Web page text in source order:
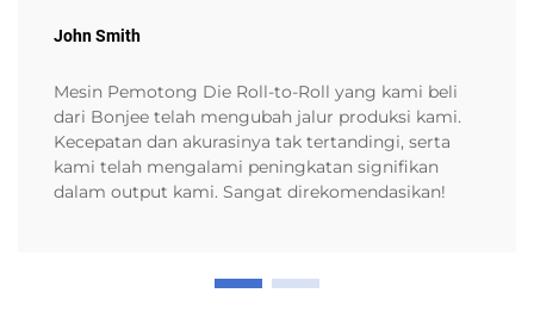
John Smith
Mesin Pemotong Die Roll-to-Roll yang kami beli
dari Bonjee telah mengubah jalur produksi kami.
Kecepatan dan akurasinya tak tertandingi, serta
kami telah mengalami peningkatan signifikan
dalam output kami. Sangat direkomendasikan!